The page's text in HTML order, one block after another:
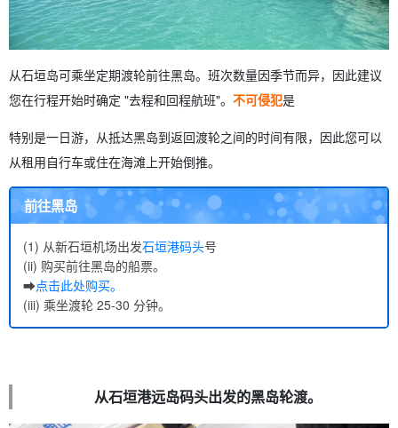
从石垣岛可乘坐定期渡轮前往黑岛。班次数量因季节而异，因此建议
您在行程开始时确定 "去程和回程航班"。 不可侵犯是
特别是一日游，从抵达黑岛到返回渡轮之间的时间有限，因此您可以
从租用自行车或住在海滩上开始倒推。
前往黑岛
(1) 从新石垣机场出发石垣港码头号
(ii) 购买前往黑岛的船票。
➡︎点击此处购买。
(iii) 乘坐渡轮 25-30 分钟。
从石垣港远岛码头出发的黑岛轮渡。